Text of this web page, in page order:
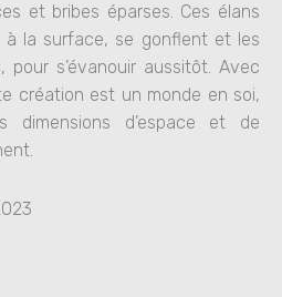
et bribes éparses. Ces élans
à la surface, se gonflent et les
s’évanouir aussitôt. Avec
création est un monde en soi,
dimensions d’espace et de